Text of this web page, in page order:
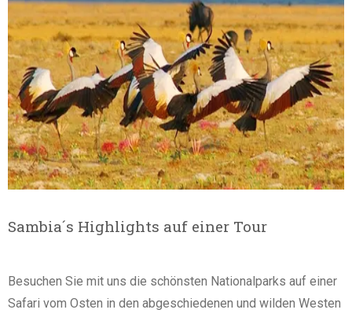
Sambia´s Highlights auf einer Tour
Besuchen Sie mit uns die schönsten Nationalparks auf einer
Safari vom Osten in den abgeschiedenen und wilden Westen